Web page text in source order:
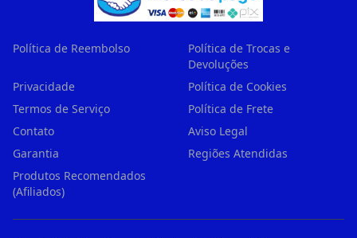
Política de Reembolso
Política de Trocas e
Devoluções
Privacidade
Política de Cookies
Termos de Serviço
Política de Frete
Contato
Aviso Legal
Garantia
Regiões Atendidas
Produtos Recomendados
(Afiliados)